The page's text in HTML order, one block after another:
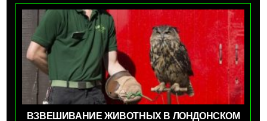
ВЗВЕШИВАНИЕ ЖИВОТНЫХ В ЛОНДОНСКОМ